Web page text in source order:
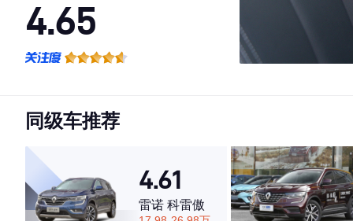
4.65
·空间表现较为优秀，优于64%同级车
同级车推荐
4.61
雷诺 科雷傲